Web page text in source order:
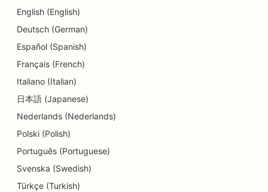
SEO für Währungsumtausch-Dienstleistungen
SEO für Tanzstudios
SEO für Dermabrasionsdienstleistungen
SEO für Kindertagesstätten
SEO für Detailgeschäfte
SEO für Gastronomen
English (English)
Deutsch (German)
Español (Spanish)
Français (French)
Italiano (Italian)
日本語 (Japanese)
Nederlands (Nederlands)
Polski (Polish)
Português (Portuguese)
Svenska (Swedish)
Türkçe (Turkish)